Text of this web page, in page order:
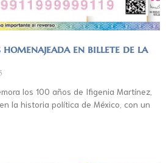
en billete de la
los 100 años de Ifigenia Martínez,
la historia política de México, con un